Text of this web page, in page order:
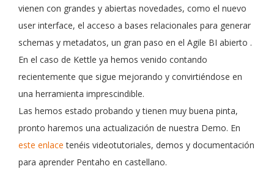
vienen con grandes y abiertas novedades, como el nuevo
user interface, el acceso a bases relacionales para generar
schemas y metadatos, un gran paso en el Agile BI abierto .
En el caso de Kettle ya hemos venido contando
recientemente que sigue mejorando y convirtiéndose en
una herramienta imprescindible.
Las hemos estado probando y tienen muy buena pinta,
pronto haremos una actualización de nuestra Demo. En
este enlace tenéis videotutoriales, demos y documentación
para aprender Pentaho en castellano.